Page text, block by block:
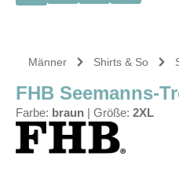
Männer Shirts & So
FHB Seemanns-
Farbe: braun Größe: 2XL